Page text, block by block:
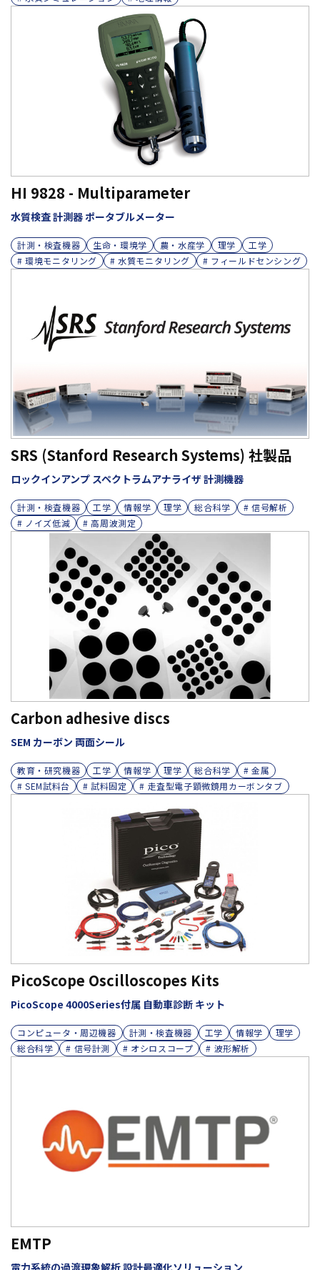
HI 9828 - Multiparameter
水質検査 計測器 ポータブルメーター
計測・検査機器 生命・環境学 農・水産学 理学
工学
# 環境モニタリング
# 水質モニタリング # フィールドセンシング
SRS (Stanford Research Systems) 社製品
ロックインアンプ スペクトラムアナライザ 計測機器
計測・検査機器 工学 情報学 理学 総合科学
# 信号解析
# ノイズ低減
# 高周波測定
Carbon adhesive discs
SEM カーボン 両面シール
教育・研究機器 工学 情報学 理学 総合科学
# 金属
# SEM試料台
# 試料固定 # 走査型電子顕微鏡用カーボンタブ
PicoScope Oscilloscopes Kits
PicoScope 4000Series付属 自動車診断 キット
コンピュータ・周辺機器 計測・検査機器 工学 情報学
理学
総合科学
# 信号計測 # オシロスコープ # 波形解析
EMTP
電力系統の過渡現象解析 設計最適化ソリューション